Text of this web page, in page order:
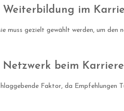
Weiterbildung im
muss gezielt gewählt werden, um den
beim
Faktor, da Empfehlungen